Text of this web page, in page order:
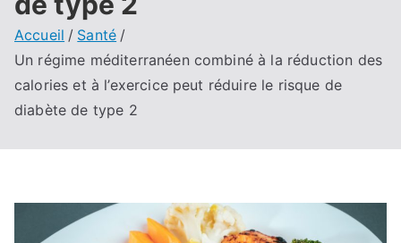
Accueil
Santé
Un régime méditerranéen combiné à la réduction des
calories et à l’exercice peut réduire le risque de
diabète de type 2